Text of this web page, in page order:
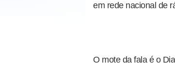
em rede nacional de
O mote da fala é o